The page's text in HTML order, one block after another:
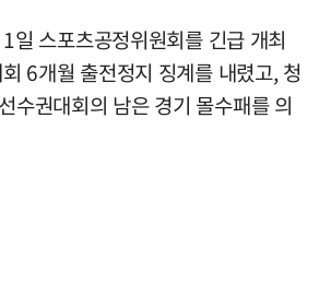
일 스포츠공정위원회를 긴급 개최
6개월 출전정지 징계를 내렸고, 청
수권대회의 남은 경기 몰수패를 의